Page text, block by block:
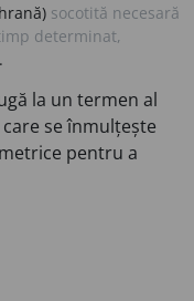
socotită necesară
determinat,
la un termen al
se înmulțește
pentru a